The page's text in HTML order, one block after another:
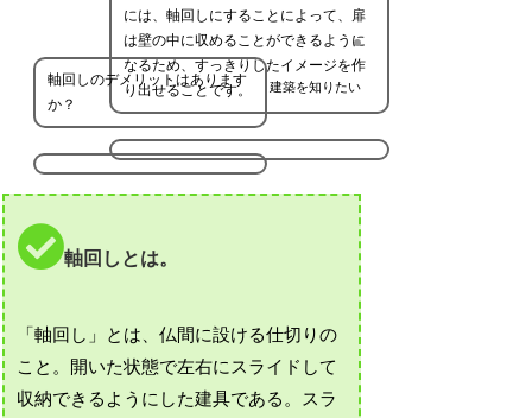
には、軸回しにすることによって、扉
は壁の中に収めることができるように
なるため、すっきりしたイメージを作
り出せることです。
建築を知りたい
軸回しのデメリットはあります
か？
軸回しとは。
「軸回し」とは、仏間に設ける仕切りの
こと。開いた状態で左右にスライドして
収納できるようにした建具である。スラ